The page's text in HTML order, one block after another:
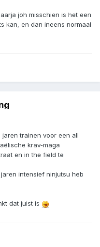
joh misschien is het een
kan, en dan ineens normaal
trainen voor een all
krav-maga
en in the field te
intensief ninjutsu heb
dat juist is